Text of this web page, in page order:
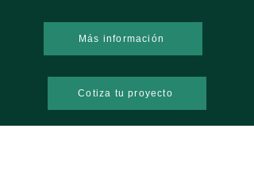
Más información
Cotiza tu proyecto